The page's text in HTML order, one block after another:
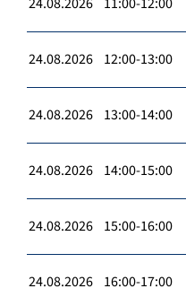
24.08.2026 12:00-13:00
24.08.2026 13:00-14:00
24.08.2026 14:00-15:00
24.08.2026 15:00-16:00
24.08.2026 16:00-17:00